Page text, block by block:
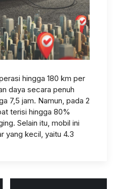
hingga 180 km per
daya secara penuh
7,5 jam. Namun, pada 2
terisi hingga 80%
Selain itu, mobil ini
yang kecil, yaitu 4.3